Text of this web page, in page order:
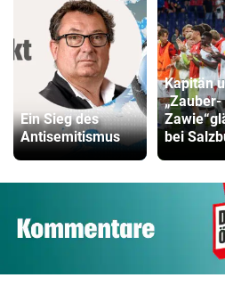
Ein Sieg des
Antisemitismus
Kapitän
„Zauber-
bei